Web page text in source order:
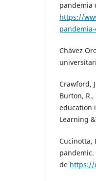
pandemia
https://
Chávez
Crawford,
Burton,
education
Learning
Cucinotta,
pandemic.
de https://